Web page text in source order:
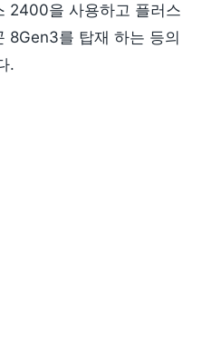
2400을 사용하고 플러스
8Gen3를 탑재 하는 등의
.